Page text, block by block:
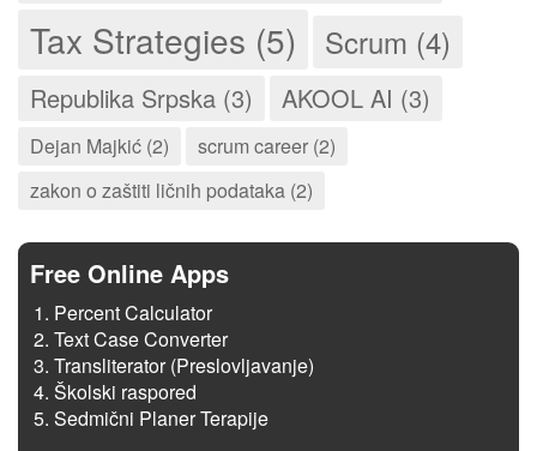
Tax Strategies (5) Scrum (4)
Republika Srpska (3) AKOOL AI (3)
Dejan Majkić (2)
scrum career (2)
zakon o zaštiti ličnih podataka (2)
Free Online Apps
Percent Calculator
Text Case Converter
Transliterator (Preslovljavanje)
Školski raspored
Sedmični Planer Terapije